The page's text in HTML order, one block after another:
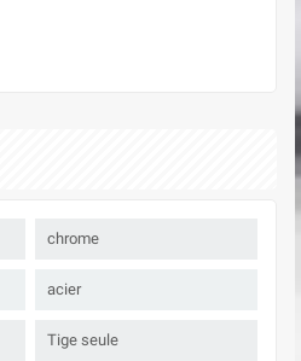
chrome
acier
Tige seule